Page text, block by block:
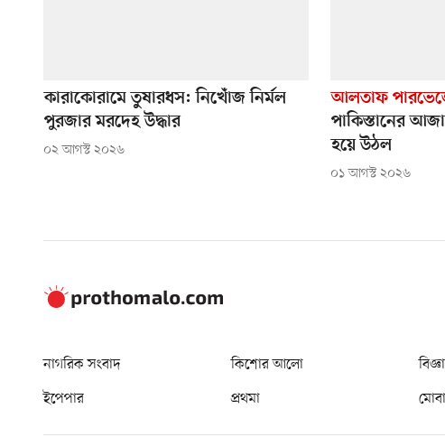
কারাকোরামে তুষারধস: নিখোঁজ নির্মল
পুরজার মরদেহ উদ্ধার
০২ আগস্ট ২০২৬
আলতাফ
পাকিস্তানের
হয়ে উঠল
০১ আগস্ট ২০২৬
নাগরিক সংবাদ কিশোর আলো
ইপেপার
প্রথমা